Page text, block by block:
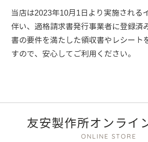
当店は2023年10月1日より実施される
伴い、適格請求書発行事業者に登録済
書の要件を満たした領収書やレシート
すので、安心してご利用ください。
友安製作所オンライ
ONLINE STORE